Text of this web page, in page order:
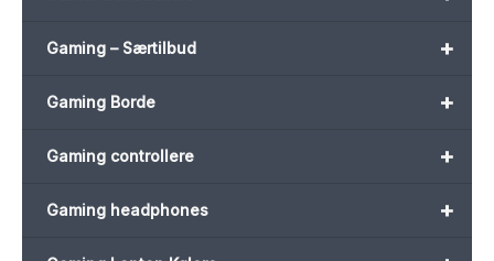
+
Gaming – Særtilbud
+
Gaming Borde
+
Gaming controllere
+
Gaming headphones